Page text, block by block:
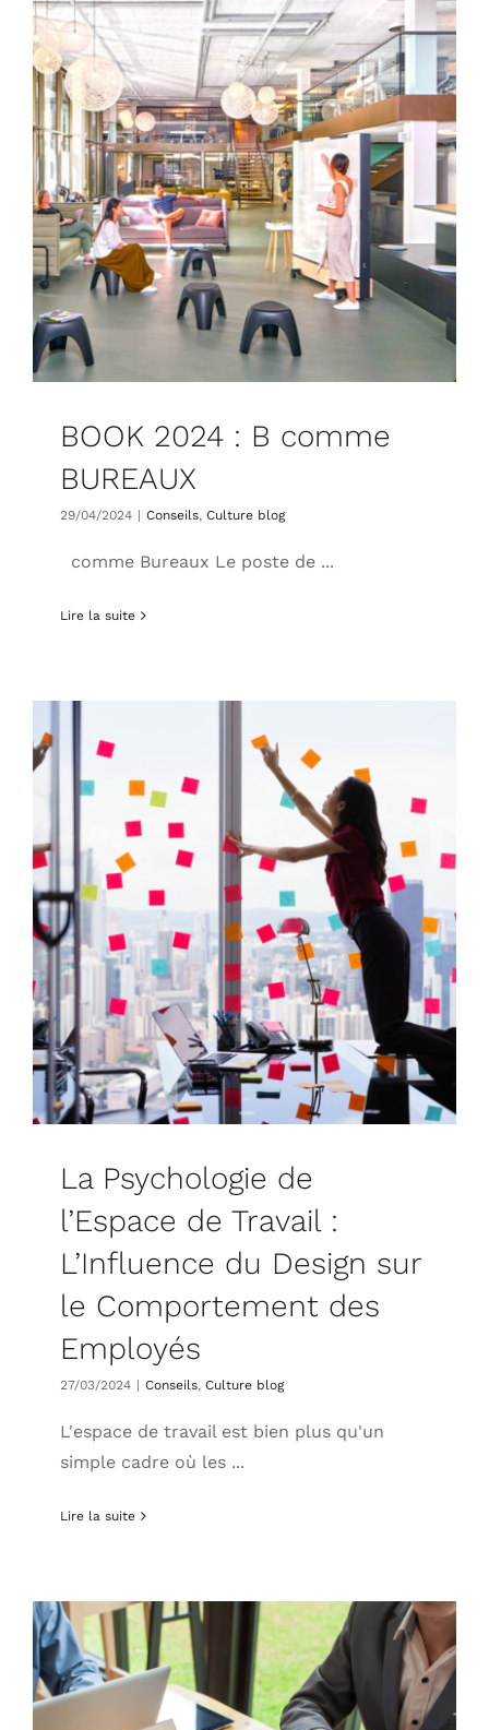
BOOK 2024 : B comme
BUREAUX
29/04/2024 | Conseils, Culture blog
comme Bureaux Le poste de ...
Lire la suite
La Psychologie de
l’Espace de Travail :
L’Influence du Design sur
le Comportement des
Employés
27/03/2024 | Conseils, Culture blog
L'espace de travail est bien plus qu'un
simple cadre où les ...
Lire la suite